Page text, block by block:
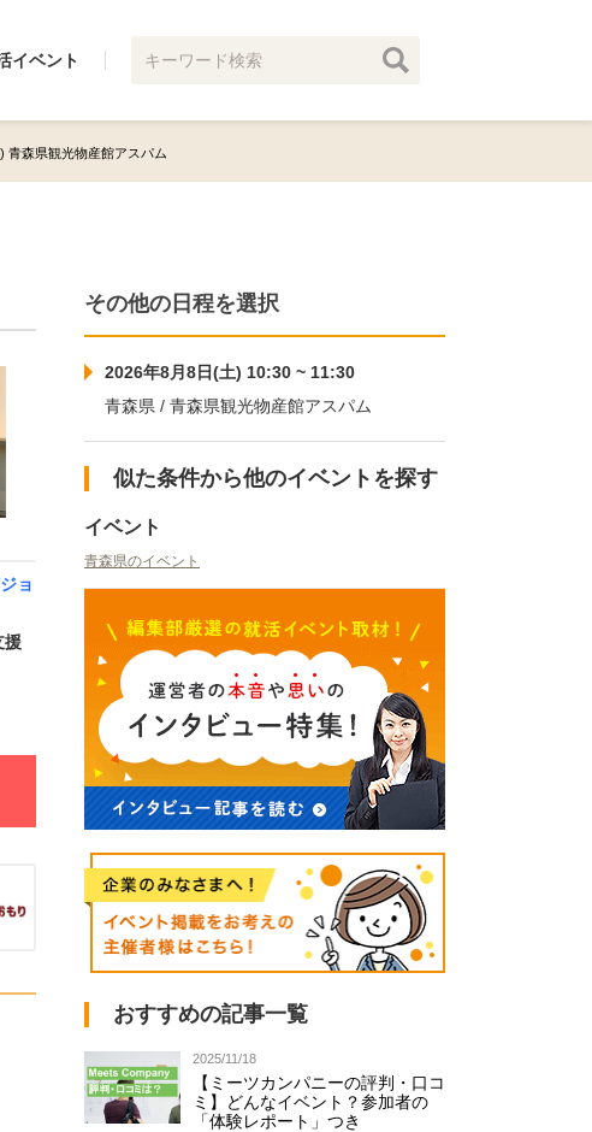
イベント
青森県観光物産館アスパム
ョ
援
その他の日程を選択
2026年8月8日(土) 10:30 ~ 11:30
青森県 / 青森県観光物産館アスパム
似た条件から他のイベントを探す
イベント
青森県のイベント
おすすめの記事一覧
2025/11/18
【ミーツカンパニーの評判・口コ
ミ】どんなイベント？参加者の
「体験レポート」つき